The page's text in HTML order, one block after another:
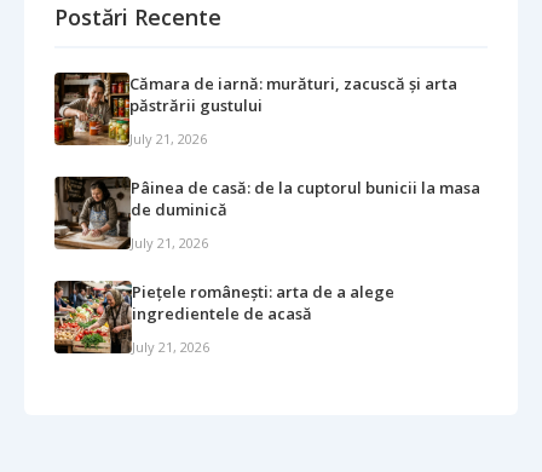
Postări Recente
Cămara de iarnă: murături, zacuscă și arta
păstrării gustului
July 21, 2026
Pâinea de casă: de la cuptorul bunicii la masa
de duminică
July 21, 2026
Piețele românești: arta de a alege
ingredientele de acasă
July 21, 2026